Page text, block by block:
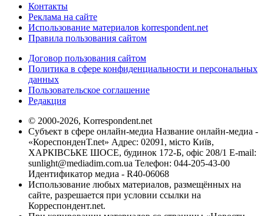
Контакты
Реклама на сайте
Использование материалов korrespondent.net
Правила пользования сайтом
Договор пользования сайтом
Политика в сфере конфиденциальности и персональных
данных
Пользовательское соглашение
Редакция
© 2000-2026, Korrespondent.net
Субъект в сфере онлайн-медиа Название онлайн-медиа -
«КореспонденТ.net» Адрес: 02091, місто Київ,
ХАРКІВСЬКЕ ШОСЕ, будинок 172-Б, офіс 208/1 E-mail:
sunlight@mediadim.com.ua Телефон: 044-205-43-00
Идентификатор медиа - R40-06068
Использование любых материалов, размещённых на
сайте, разрешается при условии ссылки на
Корреспондент.net.